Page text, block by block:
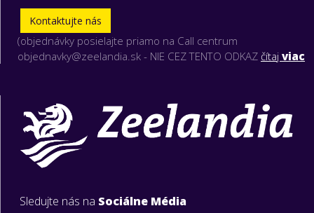
Kontaktujte nás
(objednávky posielajte priamo na Call centrum
objednavky@zeelandia.sk - NIE CEZ TENTO ODKAZ čítaj viac
Sledujte nás na Sociálne Média